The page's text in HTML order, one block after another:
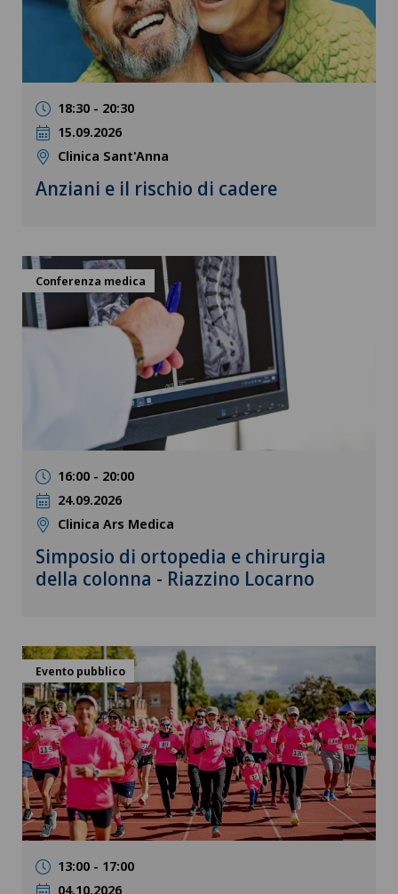
18:30 - 20:30
15.09.2026
Clinica Sant'Anna
Anziani e il rischio di cadere
Conferenza medica
16:00 - 20:00
24.09.2026
Clinica Ars Medica
Simposio di ortopedia e chirurgia
della colonna - Riazzino Locarno
Evento pubblico
13:00 - 17:00
04.10.2026